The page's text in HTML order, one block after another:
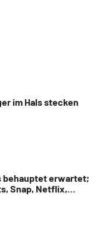
im Hals stecken
behauptet erwartet;
Snap, Netflix,